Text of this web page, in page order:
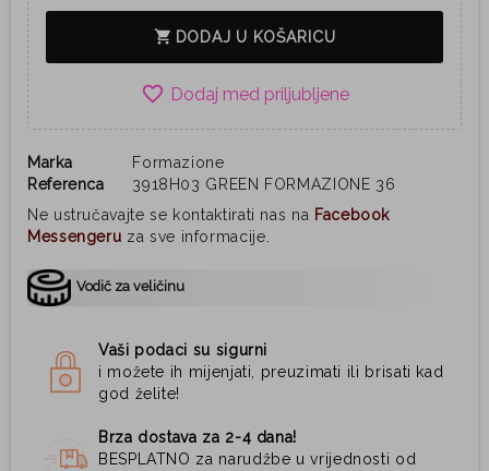
shopping_cart DODAJ U KOŠARICU
favorite_border
Marka
Formazione
Referenca
3918H03 GREEN FORMAZIONE 36
Ne ustručavajte se kontaktirati nas na Facebook
Messengeru za sve informacije.
Vodič za veličinu
Vaši podaci su sigurni
i možete ih mijenjati, preuzimati ili brisati kad
god želite!
Brza dostava za 2-4 dana!
BESPLATNO za narudžbe u vrijednosti od